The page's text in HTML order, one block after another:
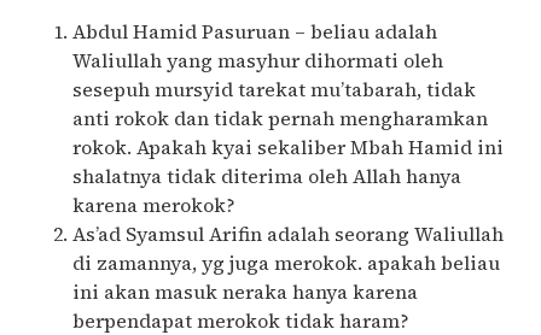
Abdul Hamid Pasuruan – beliau adalah
Waliullah yang masyhur dihormati oleh
sesepuh mursyid tarekat mu’tabarah, tidak
anti rokok dan tidak pernah mengharamkan
rokok. Apakah kyai sekaliber Mbah Hamid ini
shalatnya tidak diterima oleh Allah hanya
karena merokok?
As’ad Syamsul Arifin adalah seorang Waliullah
di zamannya, yg juga merokok. apakah beliau
ini akan masuk neraka hanya karena
berpendapat merokok tidak haram?